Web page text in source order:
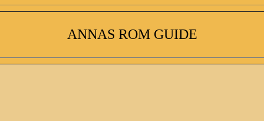
ANNAS ROM GUIDE